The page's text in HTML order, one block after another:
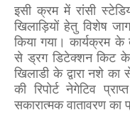
इसी क्रम में रांसी
खिलाड़ियों हेतु विशेष
किया गया। कार्यक्रम के
से ड्रग डिटेक्शन किट के
खिलाडी के द्वारा नशे
की रिपोर्ट नेगेटिव
सकारात्मक वातावरण का